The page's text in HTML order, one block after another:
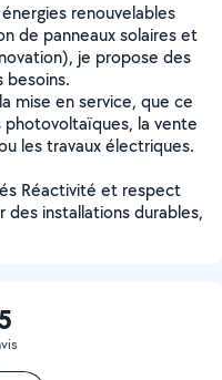
renouvelables
de panneaux solaires et
je propose des
besoins.
mise en service, que ce
la vente
les travaux électriques.
Réactivité et respect
installations durables,